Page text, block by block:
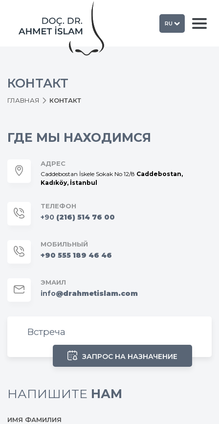
RU
КОНТАКТ
ГЛАВНАЯ КОНТАКТ
ГДЕ МЫ НАХОДИМСЯ
АДРЕС
Caddebostan İskele Sokak No 12/8 Caddebostan,
Kadıköy, İstanbul
ТЕЛЕФОН
+90 (216) 514 76 00
МОБИЛЬНЫЙ
+90 555 189 46 46
ЭМАИЛ
info@drahmetislam.com
Встреча
ЗАПРОС НА НАЗНАЧЕНИЕ
НАПИШИТЕ НАМ
ИМЯ ФАМИЛИЯ